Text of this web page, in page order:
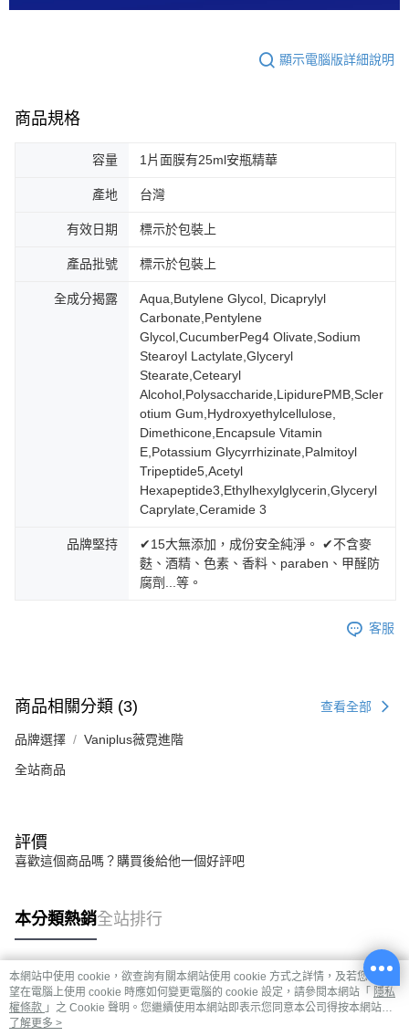
顯示電腦版詳細說明
商品規格
容量 1片面膜有25ml安瓶精華
產地 台灣
有效日期 標示於包裝上
產品批號 標示於包裝上
全成分揭露
Aqua,Butylene Glycol, Dicaprylyl
Carbonate,Pentylene
Glycol,CucumberPeg4 Olivate,Sodium
Stearoyl Lactylate,Glyceryl
Stearate,Cetearyl
Alcohol,Polysaccharide,LipidurePMB,Scler
otium Gum,Hydroxyethylcellulose,
Dimethicone,Encapsule Vitamin
E,Potassium Glycyrrhizinate,Palmitoyl
Tripeptide5,Acetyl
Hexapeptide3,Ethylhexylglycerin,Glyceryl
Caprylate,Ceramide 3
品牌堅持
✔15大無添加，成份安全純淨。 ✔不含麥
麩、酒精、色素、香料、paraben、甲醛防
腐劑...等。
客服
商品相關分類 (3) 查看全部
品牌選擇 Vaniplus薇霓進階
全站商品
評價
喜歡這個商品嗎？購買後給他一個好評吧
本分類熱銷全站排行
熱門標籤
本網站中使用 cookie，欲查詢有關本網站使用 cookie 方式之詳情，及若您不希
望在電腦上使用 cookie 時應如何變更電腦的 cookie 設定，請參閱本網站「 隱私
權條款 」之 Cookie 聲明。您繼續使用本網站即表示您同意本公司得按本網站使
用條款之 Cookie 聲明使用 cookie。
了解更多 >